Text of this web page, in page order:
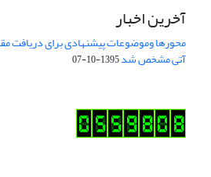
آخرین اخبار
محورها وموضوعات پیشنهادی برای دریافت
آتی مشخص شد1395-10-07